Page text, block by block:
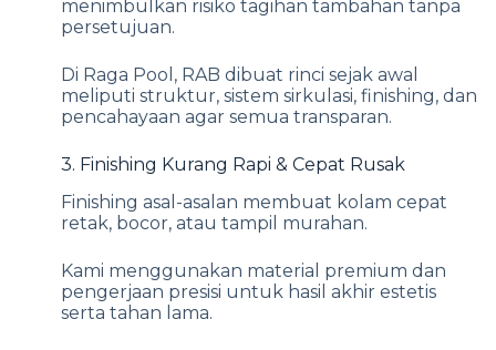
menimbulkan risiko tagihan tambahan tanpa
persetujuan.
Di Raga Pool, RAB dibuat rinci sejak awal
meliputi struktur, sistem sirkulasi, finishing, dan
pencahayaan agar semua transparan.
3. Finishing Kurang Rapi & Cepat Rusak
Finishing asal-asalan membuat kolam cepat
retak, bocor, atau tampil murahan.
Kami menggunakan material premium dan
pengerjaan presisi untuk hasil akhir estetis
serta tahan lama.